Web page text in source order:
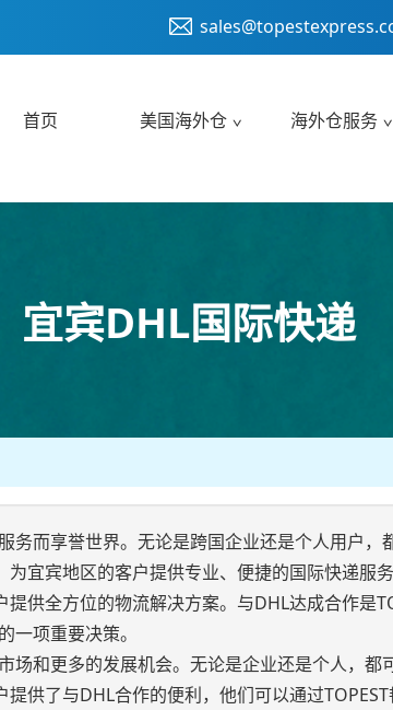
首页 美国海外仓 海外仓服务
宜宾DHL国际快递
而享誉世界。无论是跨国企业还是个人用户，
宜宾地区的客户提供专业、便捷的国际快递服务
供全方位的物流解决方案。与DHL达成合作是
项重要决策。
和更多的发展机会。无论是企业还是个人，都
供了与DHL合作的便利，他们可以通过